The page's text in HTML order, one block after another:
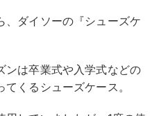
、ダイソーの『シューズケ
ンは卒業式や入学式などの
くるシューズケース。